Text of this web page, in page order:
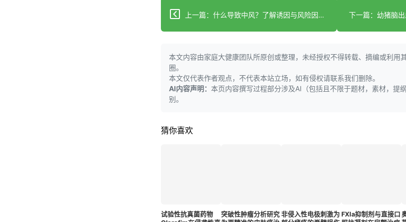
上一篇：什么导致中风？了解诱因与风险因素
本文内容由家庭大健康团队所原创或整理，未经授权不得转载、摘编或利用
圈。
本文仅代表作者观点，不代表本站立场，如有侵权请联系我们删除。
AI内容声明： 本页内容撰写过程部分涉及AI（包括且不限于题材，素材，提
别。
猜你喜欢
试验性抗真菌药物
突破性肿瘤分析研究 非侵入性电极刺激为 FXIa抑制剂与直接口